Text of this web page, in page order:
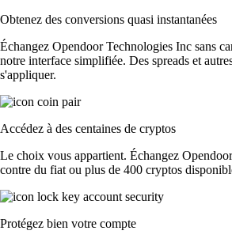
Obtenez des conversions quasi instantanées
Échangez Opendoor Technologies Inc sans
notre interface simplifiée. Des spreads et
s'appliquer.
Accédez à des centaines de cryptos
Le choix vous appartient. Échangez
contre du fiat ou plus de 400 cryptos
Protégez bien votre compte